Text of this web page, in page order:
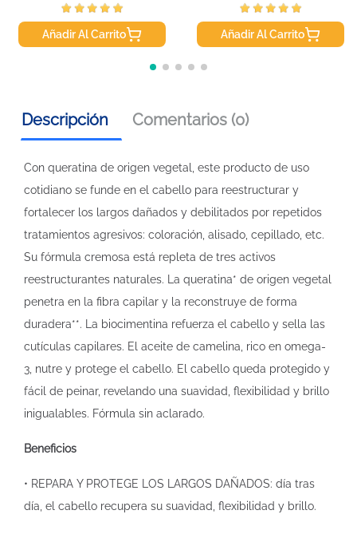
Añadir Al Carrito Añadir Al Carrito
Descripción Comentarios (0)
Con queratina de origen vegetal, este producto de uso
cotidiano se funde en el cabello para reestructurar y
fortalecer los largos dañados y debilitados por repetidos
tratamientos agresivos: coloración, alisado, cepillado, etc.
Su fórmula cremosa está repleta de tres activos
reestructurantes naturales. La queratina* de origen vegetal
penetra en la fibra capilar y la reconstruye de forma
duradera**. La biocimentina refuerza el cabello y sella las
cutículas capilares. El aceite de camelina, rico en omega-
3, nutre y protege el cabello. El cabello queda protegido y
fácil de peinar, revelando una suavidad, flexibilidad y brillo
inigualables. Fórmula sin aclarado.
Beneficios
• REPARA Y PROTEGE LOS LARGOS DAÑADOS: día tras
día, el cabello recupera su suavidad, flexibilidad y brillo.